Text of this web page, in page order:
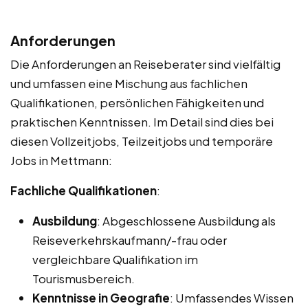
Anforderungen
Die Anforderungen an Reiseberater sind vielfältig
und umfassen eine Mischung aus fachlichen
Qualifikationen, persönlichen Fähigkeiten und
praktischen Kenntnissen. Im Detail sind dies bei
diesen Vollzeitjobs, Teilzeitjobs und temporäre
Jobs in Mettmann:
Fachliche Qualifikationen:
Ausbildung: Abgeschlossene Ausbildung als
Reiseverkehrskaufmann/-frau oder
vergleichbare Qualifikation im
Tourismusbereich.
Kenntnisse in Geografie: Umfassendes Wissen